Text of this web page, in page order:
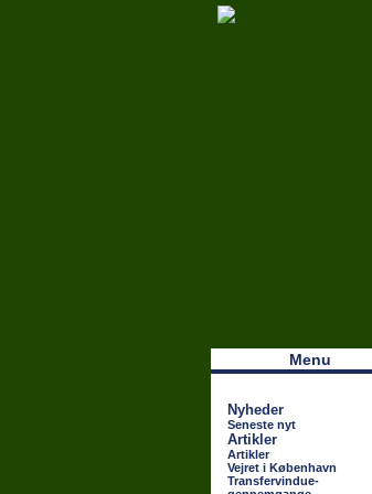
Menu
Nyheder
Seneste nyt
Artikler
Artikler
Vejret i København
Transfervindue-